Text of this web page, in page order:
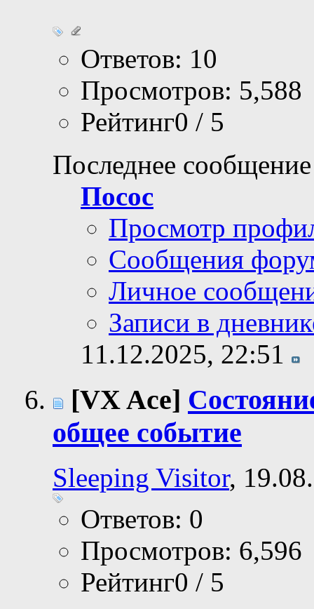
Ответов: 10
Просмотров: 5,588
Рейтинг0 / 5
Последнее
Посос
Просмотр
Сообщения
Личное
Записи в
11.12.2025, 22:51
[VX Ace]
общее событие
Sleeping Visitor,
Ответов: 0
Просмотров: 6,596
Рейтинг0 / 5